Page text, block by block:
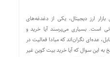
ارز دیجیتال، یکی از دغدغه‌های
است. بسیاری می‌پرسند آیا خرید و
عده‌ای نگران‌اند که مبادا فعالیت در
به این سوال که آیا خرید بیت کوین غیر